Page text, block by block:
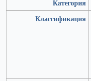
Категория
Классификация